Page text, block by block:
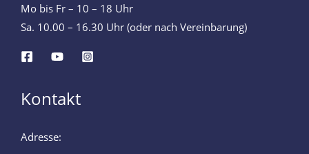
Mo bis Fr – 10 – 18 Uhr
Sa. 10.00 – 16.30 Uhr (oder nach Vereinbarung)
Kontakt
Adresse: